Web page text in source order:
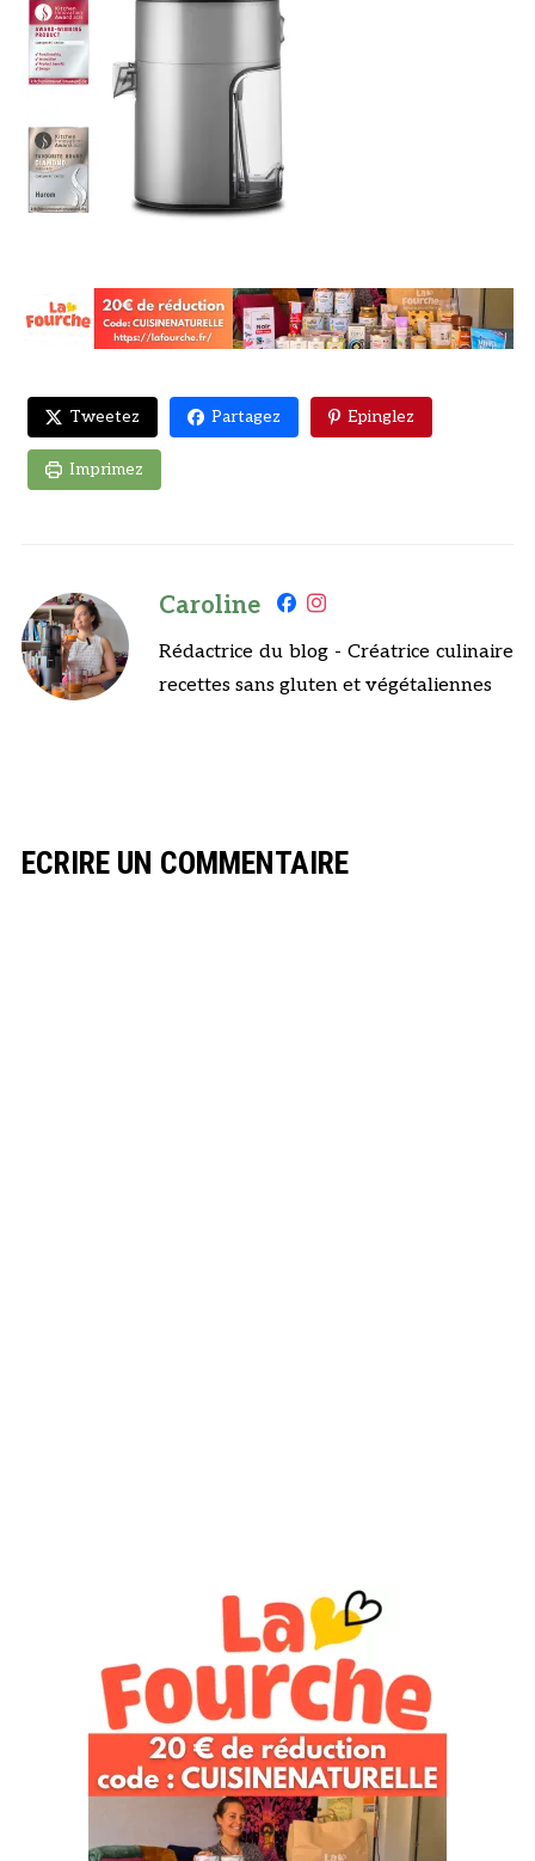
Tweetez Partagez Epinglez
Imprimez
Caroline
Rédactrice du blog - Créatrice culinaire
recettes sans gluten et végétaliennes
ECRIRE UN COMMENTAIRE